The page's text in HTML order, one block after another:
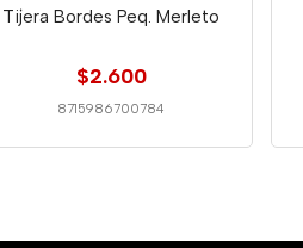
Tijera Bordes Peq. Merleto
$2.600
8715986700784